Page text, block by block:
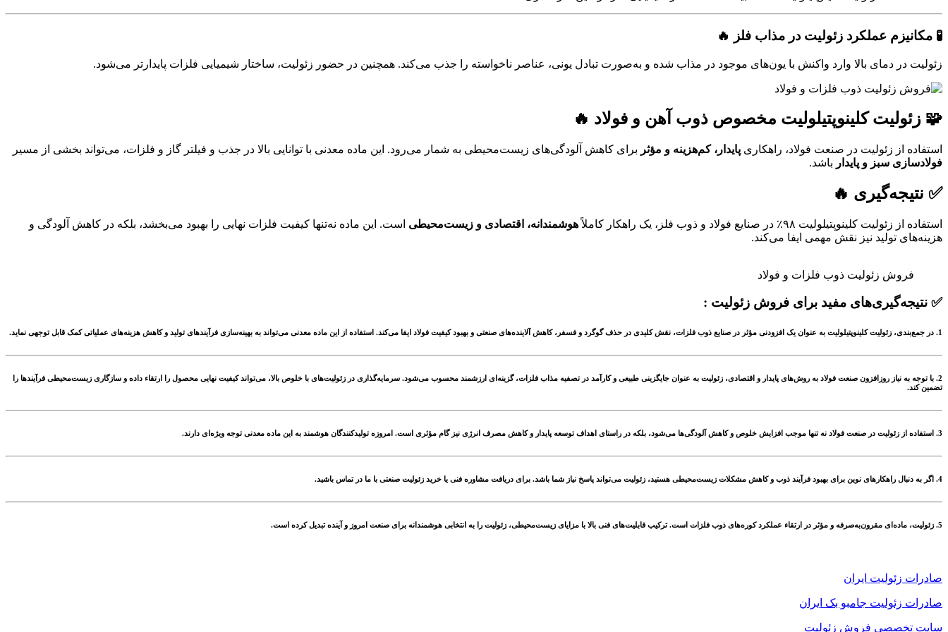
🧪 مکانیزم عملکرد زئولیت در مذاب فلز 🔥
زئولیت در دمای بالا وارد واکنش با یون‌های موجود در مذاب شده و به‌صورت تبادل یونی، عناصر ناخواسته را جذب می‌کند. همچنین در حضور زئولیت، ساختار شیمیایی فلزات پایدارتر می‌شود.
🧩 زئولیت کلینوپتیلولیت مخصوص ذوب آهن و فولاد 🔥
استفاده از زئولیت در صنعت فولاد، راهکاری پایدار، کم‌هزینه و مؤثر برای کاهش آلودگی‌های زیست‌محیطی به شمار می‌رود. این ماده معدنی با توانایی بالا در جذب و فیلتر گاز و فلزات، می‌تواند بخشی از مسیر
فولادسازی سبز و پایدار باشد.
✅ نتیجه‌گیری 🔥
استفاده از زئولیت کلینوپتیلولیت ۹۸٪ در صنایع فولاد و ذوب فلز، یک راهکار کاملاً هوشمندانه، اقتصادی و زیست‌محیطی است. این ماده نه‌تنها کیفیت فلزات نهایی را بهبود می‌بخشد، بلکه در کاهش آلودگی و
هزینه‌های تولید نیز نقش مهمی ایفا می‌کند.
فروش زئولیت ذوب فلزات و فولاد
✅ نتیجه‌گیری‌های مفید برای فروش زئولیت :
1. در جمع‌بندی، زئولیت کلینوپتیلولیت به عنوان یک افزودنی مؤثر در صنایع ذوب فلزات، نقش کلیدی در حذف گوگرد و فسفر، کاهش آلاینده‌های صنعتی و بهبود کیفیت فولاد ایفا می‌کند. استفاده از این ماده معدنی می‌تواند به بهینه‌سازی فرآیندهای تولید و کاهش هزینه‌های عملیاتی کمک قابل توجهی نماید.
2. با توجه به نیاز روزافزون صنعت فولاد به روش‌های پایدار و اقتصادی، زئولیت به عنوان جایگزینی طبیعی و کارآمد در تصفیه مذاب فلزات، گزینه‌ای ارزشمند محسوب می‌شود. سرمایه‌گذاری در زئولیت‌های با خلوص بالا، می‌تواند کیفیت نهایی محصول را ارتقاء داده و سازگاری زیست‌محیطی فرآیندها را
تضمین کند.
3. استفاده از زئولیت در صنعت فولاد نه تنها موجب افزایش خلوص و کاهش آلودگی‌ها می‌شود، بلکه در راستای اهداف توسعه پایدار و کاهش مصرف انرژی نیز گام مؤثری است. امروزه تولیدکنندگان هوشمند به این ماده معدنی توجه ویژه‌ای دارند.
4. اگر به دنبال راهکارهای نوین برای بهبود فرآیند ذوب و کاهش مشکلات زیست‌محیطی هستید، زئولیت می‌تواند پاسخ نیاز شما باشد. برای دریافت مشاوره فنی یا خرید زئولیت صنعتی با ما در تماس باشید.
5. زئولیت، ماده‌ای مقرون‌به‌صرفه و مؤثر در ارتقاء عملکرد کوره‌های ذوب فلزات است. ترکیب قابلیت‌های فنی بالا با مزایای زیست‌محیطی، زئولیت را به انتخابی هوشمندانه برای صنعت امروز و آینده تبدیل کرده است.
صادرات زئولیت ایران
صادرات زئولیت جامبو بک ایران
سایت تخصصی فروش زئولیت